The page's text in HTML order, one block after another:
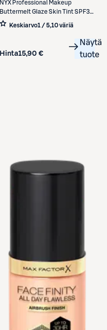
NYX Professional Makeup
Buttermelt Glaze Skin Tint SPF30
meikkivoide 30 ml
Keskiarvo1 / 5,10 väriä
Hinta15,90 €
Näytä
tuote